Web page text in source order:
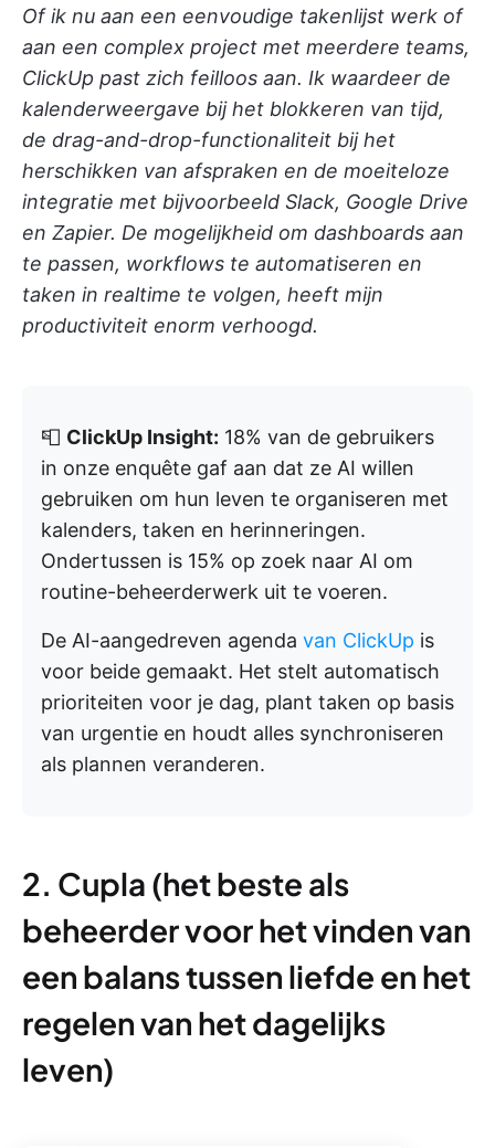
Of ik nu aan een eenvoudige takenlijst werk of
aan een complex project met meerdere teams,
ClickUp past zich feilloos aan. Ik waardeer de
kalenderweergave bij het blokkeren van tijd,
de drag-and-drop-functionaliteit bij het
herschikken van afspraken en de moeiteloze
integratie met bijvoorbeeld Slack, Google Drive
en Zapier. De mogelijkheid om dashboards aan
te passen, workflows te automatiseren en
taken in realtime te volgen, heeft mijn
productiviteit enorm verhoogd.
📮 ClickUp Insight: 18% van de gebruikers
in onze enquête gaf aan dat ze AI willen
gebruiken om hun leven te organiseren met
kalenders, taken en herinneringen.
Ondertussen is 15% op zoek naar AI om
routine-beheerderwerk uit te voeren.
De AI-aangedreven agenda van ClickUp is
voor beide gemaakt. Het stelt automatisch
prioriteiten voor je dag, plant taken op basis
van urgentie en houdt alles synchroniseren
als plannen veranderen.
2. Cupla (het beste als
beheerder voor het vinden van
een balans tussen liefde en het
regelen van het dagelijks
leven)